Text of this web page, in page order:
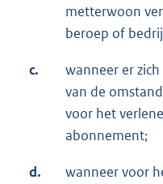
metterwoon
beroep of
c.
wanneer er
van de
voor het
abonnement;
d.
wanneer voor